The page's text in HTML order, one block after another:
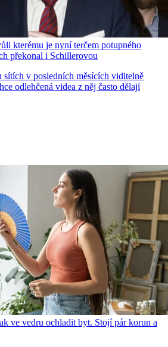
kterému je nyní terčem potupného
překonal i Schillerovou
sítích v posledních měsících viditelně
odlehčená videa z něj často dělají
ve vedru ochladit byt. Stojí pár korun a